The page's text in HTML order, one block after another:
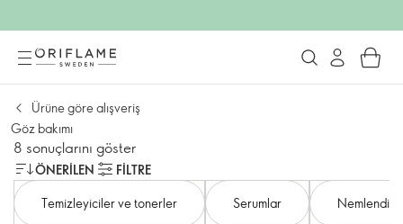
Ürüne göre alışveriş
Göz bakımı
8 sonuçlarını göster
ÖNERILEN
FILTRE
Temizleyiciler ve tonerler
Serumlar